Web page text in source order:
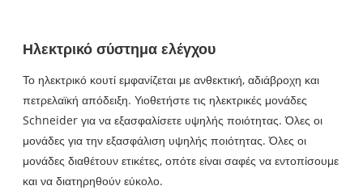
Ηλεκτρικό σύστημα ελέγχου
Το ηλεκτρικό κουτί εμφανίζεται με ανθεκτική, αδιάβροχη και
πετρελαϊκή απόδειξη. Υιοθετήστε τις ηλεκτρικές μονάδες
Schneider για να εξασφαλίσετε υψηλής ποιότητας. Όλες οι
μονάδες για την εξασφάλιση υψηλής ποιότητας. Όλες οι
μονάδες διαθέτουν ετικέτες, οπότε είναι σαφές να εντοπίσουμε
και να διατηρηθούν εύκολο.